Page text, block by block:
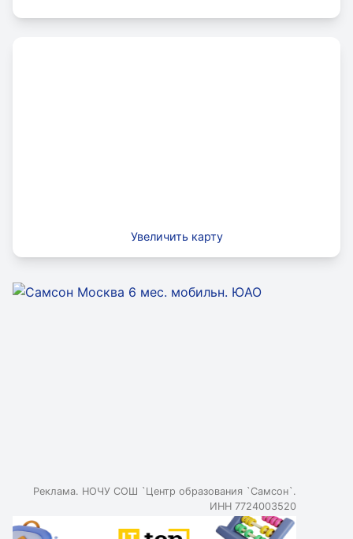
Увеличить карту
Реклама. НОЧУ СОШ `Центр образования `Самсон`.
ИНН 7724003520